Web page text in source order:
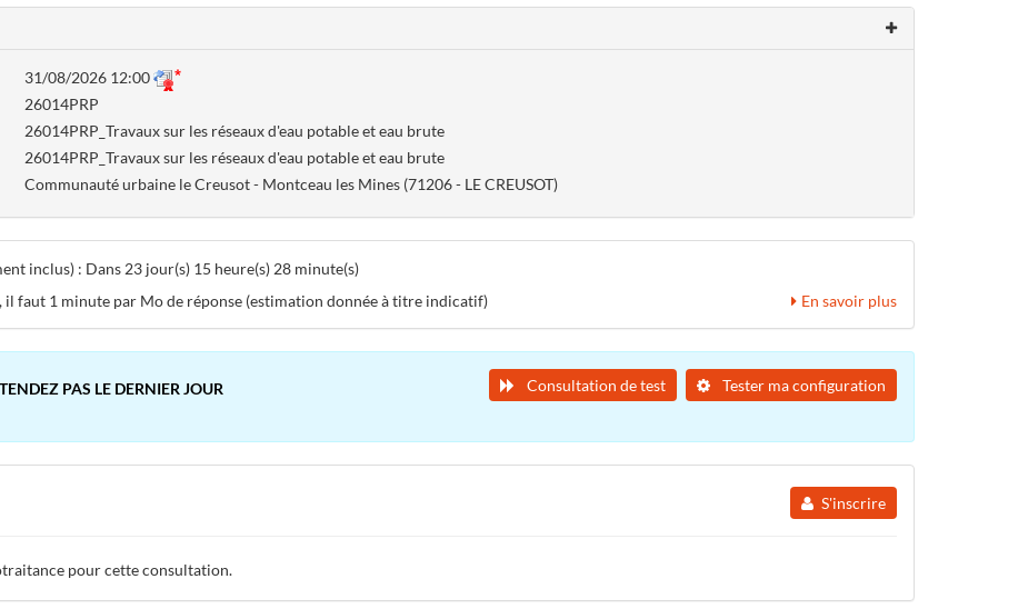
31/08/2026 12:00
26014PRP
26014PRP_Travaux sur les réseaux d'eau potable et eau brute
26014PRP_Travaux sur les réseaux d'eau potable et eau brute
Communauté urbaine le Creusot - Montceau les Mines (71206 - LE CREUSOT)
inclus) : Dans 23 jour(s) 15 heure(s) 28 minute(s)
il faut 1 minute par Mo de réponse (estimation donnée à titre indicatif) En savoir plus
PAS LE DERNIER JOUR
Tester ma configuration
Consultation de test
S'inscrire
pour cette consultation.